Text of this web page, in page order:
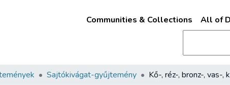
Communities & Collections All of
Sajtókivágat-gyűjtemény